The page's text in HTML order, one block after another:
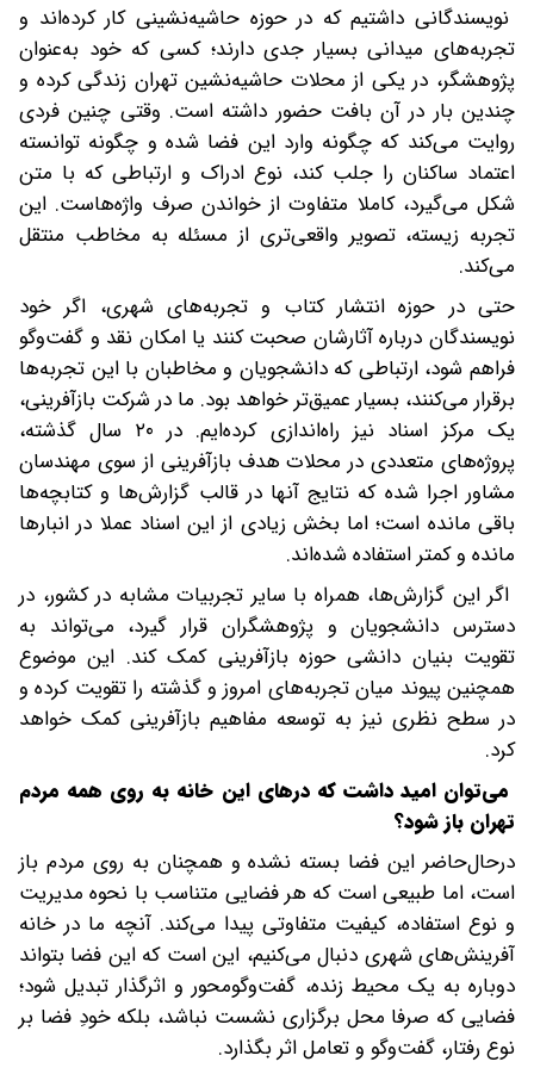
نویسندگانی داشتیم که در حوزه حاشیه‌نشینی کار کرده‌اند و
تجربه‌های میدانی بسیار جدی دارند؛ کسی که خود به‌عنوان
پژوهشگر، در یکی از محلات حاشیه‌نشین تهران زندگی کرده و
چندین بار در آن بافت حضور داشته است. وقتی چنین فردی
روایت می‌کند که چگونه وارد این فضا شده و چگونه توانسته
اعتماد ساکنان را جلب کند، نوع ادراک و ارتباطی که با متن
شکل می‌گیرد، کاملا متفاوت از خواندن صرف واژه‌هاست. این
تجربه زیسته، تصویر واقعی‌تری از مسئله به مخاطب منتقل
می‌کند.
حتی در حوزه انتشار کتاب و تجربه‌های شهری، اگر خود
نویسندگان درباره آثارشان صحبت کنند یا امکان نقد و گفت‌وگو
فراهم شود، ارتباطی که دانشجویان و مخاطبان با این تجربه‌ها
برقرار می‌کنند، بسیار عمیق‌تر خواهد بود. ما در شرکت بازآفرینی،
یک مرکز اسناد نیز راه‌اندازی کرده‌ایم. در ۲۰ سال گذشته،
پروژه‌های متعددی در محلات هدف بازآفرینی از سوی مهندسان
مشاور اجرا شده که نتایج آنها در قالب گزارش‌ها و کتابچه‌ها
باقی مانده است؛ اما بخش زیادی از این اسناد عملا در انبارها
مانده و کمتر استفاده شده‌اند.
اگر این گزارش‌ها، همراه با سایر تجربیات مشابه در کشور، در
دسترس دانشجویان و پژوهشگران قرار گیرد، می‌تواند به
تقویت بنیان دانشی حوزه بازآفرینی کمک کند. این موضوع
همچنین پیوند میان تجربه‌های امروز و گذشته را تقویت کرده و
در سطح نظری نیز به توسعه مفاهیم بازآفرینی کمک خواهد
کرد.
می‌توان امید داشت که درهای این خانه به روی همه مردم
تهران باز شود؟
در‌حال‌حاضر این فضا بسته نشده و همچنان به روی مردم باز
است، اما طبیعی است که هر فضایی متناسب با نحوه مدیریت
و نوع استفاده، کیفیت متفاوتی پیدا می‌کند. آنچه ما در خانه
آفرینش‌های شهری دنبال می‌کنیم، این است که این فضا بتواند
دوباره به یک محیط زنده، گفت‌وگومحور و اثرگذار تبدیل شود؛
فضایی که صرفا محل برگزاری نشست نباشد، بلکه خودِ فضا بر
نوع رفتار، گفت‌وگو و تعامل اثر بگذارد.